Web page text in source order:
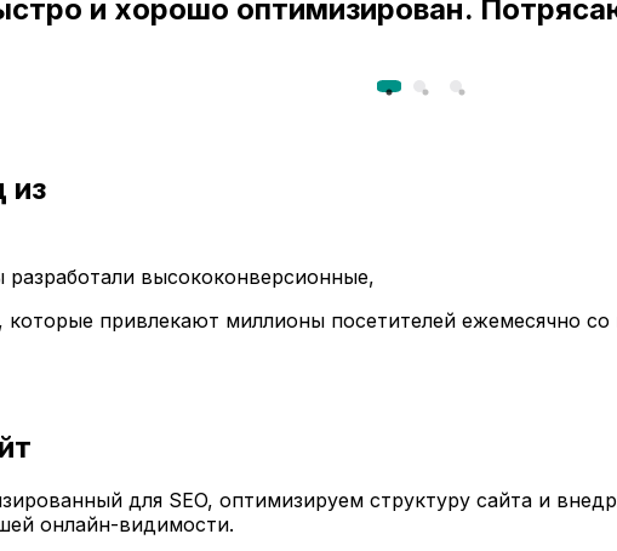
и хорошо оптимизирован.
из
высококонверсионные,
привлекают миллионы посетителей ежемесячно со
для SEO, оптимизируем структуру сайта и
онлайн-видимости.